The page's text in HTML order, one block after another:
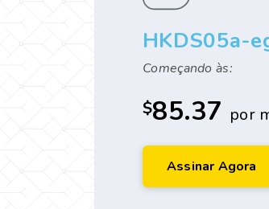
HKDS05a-
Começando às:
$85.37 por
Assinar Agora